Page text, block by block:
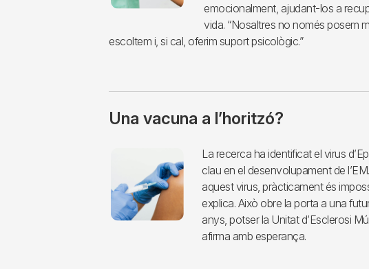
emocionalment, ajudant-los a
vida. “Nosaltres no només posem
escoltem i, si cal, oferim suport psicològic.”
Una vacuna a l’horitzó?
La recerca ha identificat el virus
clau en el desenvolupament de
aquest virus, pràcticament és
explica. Això obre la porta a una
anys, potser la Unitat d’Esclerosi
afirma amb esperança.